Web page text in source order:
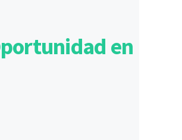
en